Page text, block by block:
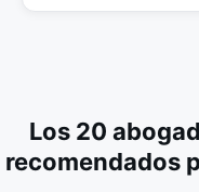
Los 20
recomendados